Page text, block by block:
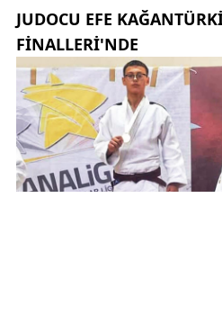
JUDOCU EFE
FİNALLERİ'NDE